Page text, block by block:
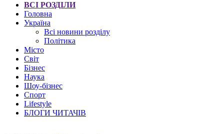
ВСІ РОЗДІЛИ
Головна
Україна
Всі новини розділу
Політика
Місто
Світ
Бізнес
Наука
Шоу-бізнес
Спорт
Lifestyle
БЛОГИ ЧИТАЧІВ